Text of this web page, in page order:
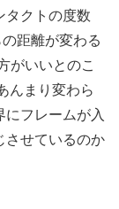
タクトの度数
距離が変わる
がいいとのこ
んまり変わら
フレームが入
させているのか